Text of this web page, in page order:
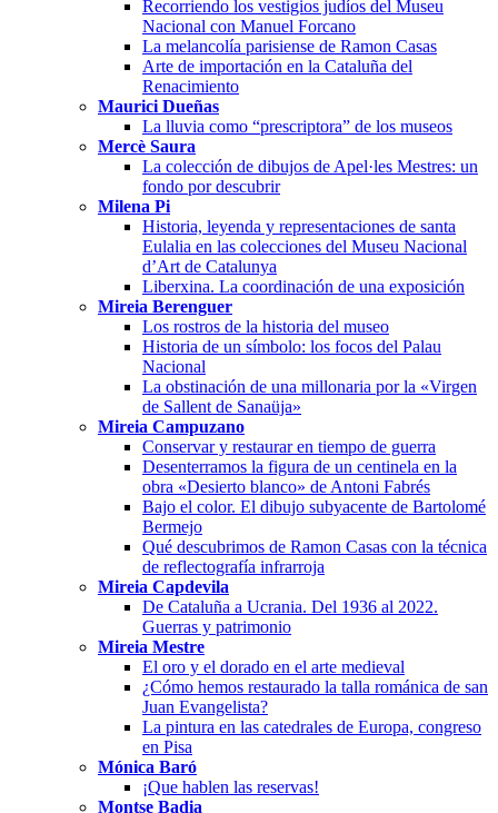
Recorriendo los vestigios judíos del Museu
Nacional con Manuel Forcano
La melancolía parisiense de Ramon Casas
Arte de importación en la Cataluña del
Renacimiento
Maurici Dueñas
La lluvia como “prescriptora” de los museos
Mercè Saura
La colección de dibujos de Apel·les Mestres: un
fondo por descubrir
Milena Pi
Historia, leyenda y representaciones de santa
Eulalia en las colecciones del Museu Nacional
d’Art de Catalunya
Liberxina. La coordinación de una exposición
Mireia Berenguer
Los rostros de la historia del museo
Historia de un símbolo: los focos del Palau
Nacional
La obstinación de una millonaria por la «Virgen
de Sallent de Sanaüja»
Mireia Campuzano
Conservar y restaurar en tiempo de guerra
Desenterramos la figura de un centinela en la
obra «Desierto blanco» de Antoni Fabrés
Bajo el color. El dibujo subyacente de Bartolomé
Bermejo
Qué descubrimos de Ramon Casas con la técnica
de reflectografía infrarroja
Mireia Capdevila
De Cataluña a Ucrania. Del 1936 al 2022.
Guerras y patrimonio
Mireia Mestre
El oro y el dorado en el arte medieval
¿Cómo hemos restaurado la talla románica de san
Juan Evangelista?
La pintura en las catedrales de Europa, congreso
en Pisa
Mónica Baró
¡Que hablen las reservas!
Montse Badia